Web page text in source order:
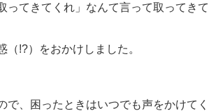
ってきてくれ」なんて言って取ってきて
（!?）をおかけしました。
で、困ったときはいつでも声をかけてく